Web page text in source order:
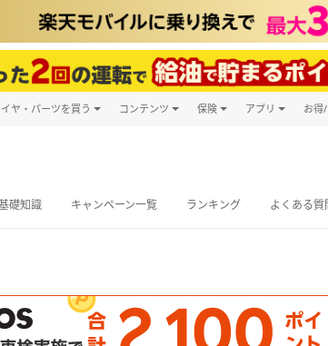
ヤ・パーツを買う コンテンツ 保険 アプリ お得
礎知識 キャンペーン一覧 ランキング よくある質